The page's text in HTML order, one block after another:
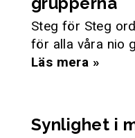
Steg för Steg
för alla våra nio
Läs mera »
Synlighet i